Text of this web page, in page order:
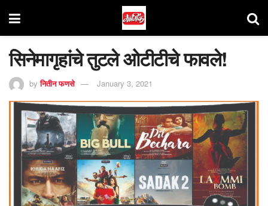
सिनेमागृहांचे तुटले ओटीटीचे फावले!
by नितीन फणसे January 3, 2021